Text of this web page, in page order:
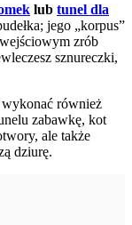
lub tunel dla
jego „korpus”
zrób
sznureczki,
wykonać również
zabawkę, kot
ale także
dziurę.